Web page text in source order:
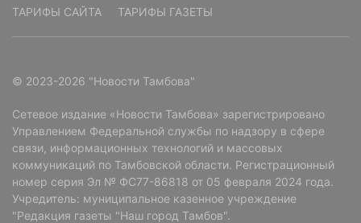
ТАРИФЫ САЙТА
ТАРИФЫ ГАЗЕТЫ
© 2023-2026 "Новости Тамбова"
Сетевое издание «Новости Тамбова» зарегистрировано
Управлением Федеральной службы по надзору в сфере
связи, информационных технологий и массовых
коммуникаций по Тамбовской области. Регистрационный
номер серия Эл № ФС77-86818 от 05 февраля 2024 года.
Учредитель: муниципальное казенное учреждение
"Редакция газеты "Наш город Тамбов".